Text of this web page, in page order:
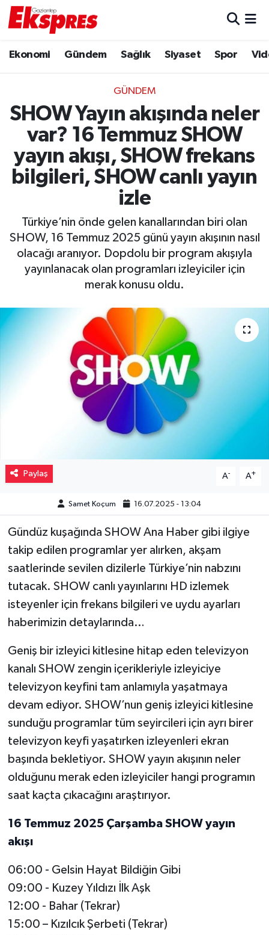
Ekonomi Gündem Sağlık Siyaset Spor
GÜNDEM
SHOW Yayın akışında neler
var? 16 Temmuz SHOW
yayın akışı, SHOW frekans
bilgileri, SHOW canlı yayın
izle
Türkiye’nin önde gelen kanallarından biri olan
SHOW, 16 Temmuz 2025 günü yayın akışının nasıl
olacağı aranıyor. Dopdolu bir program akışıyla
yayınlanacak olan programları izleyiciler için
merak konusu oldu.
Paylaş A- A+
Samet Koçum 16.07.2025 - 13:04
Gündüz kuşağında SHOW Ana Haber gibi ilgiye
takip edilen programlar yer alırken, akşam
saatlerinde sevilen dizilerle Türkiye’nin nabzını
tutacak. SHOW canlı yayınlarını HD izlemek
isteyenler için frekans bilgileri ve uydu ayarları
haberimizin detaylarında…
Geniş bir izleyici kitlesine hitap eden televizyon
kanalı SHOW zengin içerikleriyle izleyiciye
televizyon keyfini tam anlamıyla yaşatmaya
devam ediyor. SHOW’nun geniş izleyici kitlesine
sunduğu programlar tüm seyircileri için ayrı birer
televizyon keyfi yaşatırken izleyenleri ekran
başında bekletiyor. SHOW yayın akışının neler
olduğunu merak eden izleyiciler hangi programın
saat kaçta çıkacağını araştırıyor.
16 Temmuz 2025 Çarşamba SHOW yayın
akışı
06:00 - Gelsin Hayat Bildiğin Gibi
09:00 - Kuzey Yıldızı İlk Aşk
12:00 - Bahar (Tekrar)
15:00 – Kızılcık Şerbeti (Tekrar)
Ekonomi
Gaziantep son dakika
Genel
Gündem
Kültür Sanat
Magazin
Resmi İlanlar
Sinemalar
Spor
Teknoloji
Türkiye
Video Haber
Yaşam
Yeme-İçme
Yemek
Trafik Durumu
Puan Durumu ve Fikstür
Tüm Manşetler
Son Dakika Haberleri